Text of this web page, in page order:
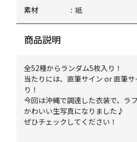
素材
紙
商品説明
全52種からランダム5枚入り！
当たりには、直筆サイン or 直筆
り！
今回は沖縄で調達した衣装で、ラ
かわいい生写真になりました♪
ぜひチェックしてください！